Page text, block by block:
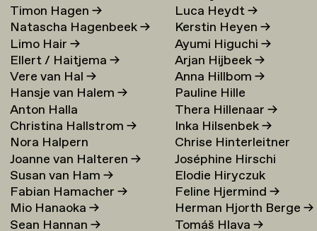
Timon Hagen→
Natascha Hagenbeek→
Limo Hair→
Ellert / Haitjema→
Vere van Hal→
Hansje van Halem→
Anton Halla
Christina Hallstrom→
Nora Halpern
Joanne van Halteren→
Susan van Ham→
Fabian Hamacher→
Mio Hanaoka→
Sean Hannan→
Luca Heydt→
Kerstin Heyen→
Ayumi Higuchi→
Arjan Hijbeek→
Anna Hillbom→
Pauline Hille
Thera Hillenaar→
Inka Hilsenbek→
Chrise Hinterleitner
Joséphine Hirschi
Elodie Hiryczuk
Feline Hjermind→
Herman Hjorth Berge→
Tomáš Hlava→